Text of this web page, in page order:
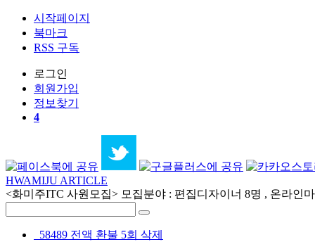
시작페이지
북마크
RSS 구독
로그인
회원 가입
정보찾기
4
HWAMIJU ARTICLE
<화미주ITC 사원모집> 모집분야 : 편집디자이너 8명 , 온라인
58489 전액 환불 5회 삭제